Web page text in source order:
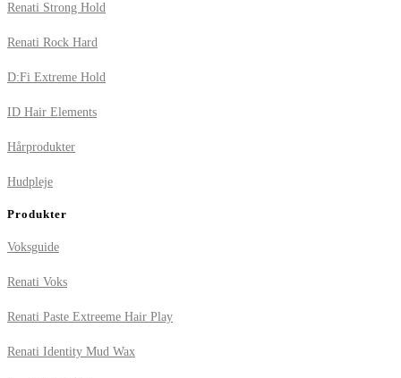
Renati Strong Hold
Renati Rock Hard
D:Fi Extreme Hold
ID Hair Elements
Hårprodukter
Hudpleje
Produkter
Voksguide
Renati Voks
Renati Paste Extreeme Hair Play
Renati Identity Mud Wax